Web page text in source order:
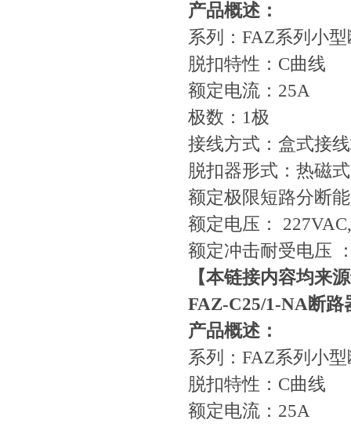
产品概述：
系列：FAZ系列小
脱扣特性：C曲线
额定电流：25A
极数：1极
接线方式：盒式接
脱扣器形式：热磁式
额定极限短路分断
额定电压：
额定冲击耐受电压
【本链接内容均来
FAZ-C25/1-NA断路
产品概述：
系列：FAZ系列小
脱扣特性：C曲线
额定电流：25A